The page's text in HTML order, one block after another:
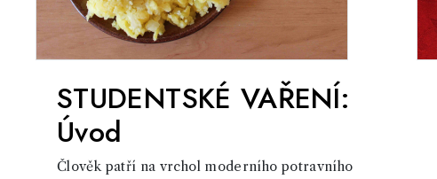
STUDENTSKÉ VAŘENÍ:
Úvod
Člověk patří na vrchol moderního potravního